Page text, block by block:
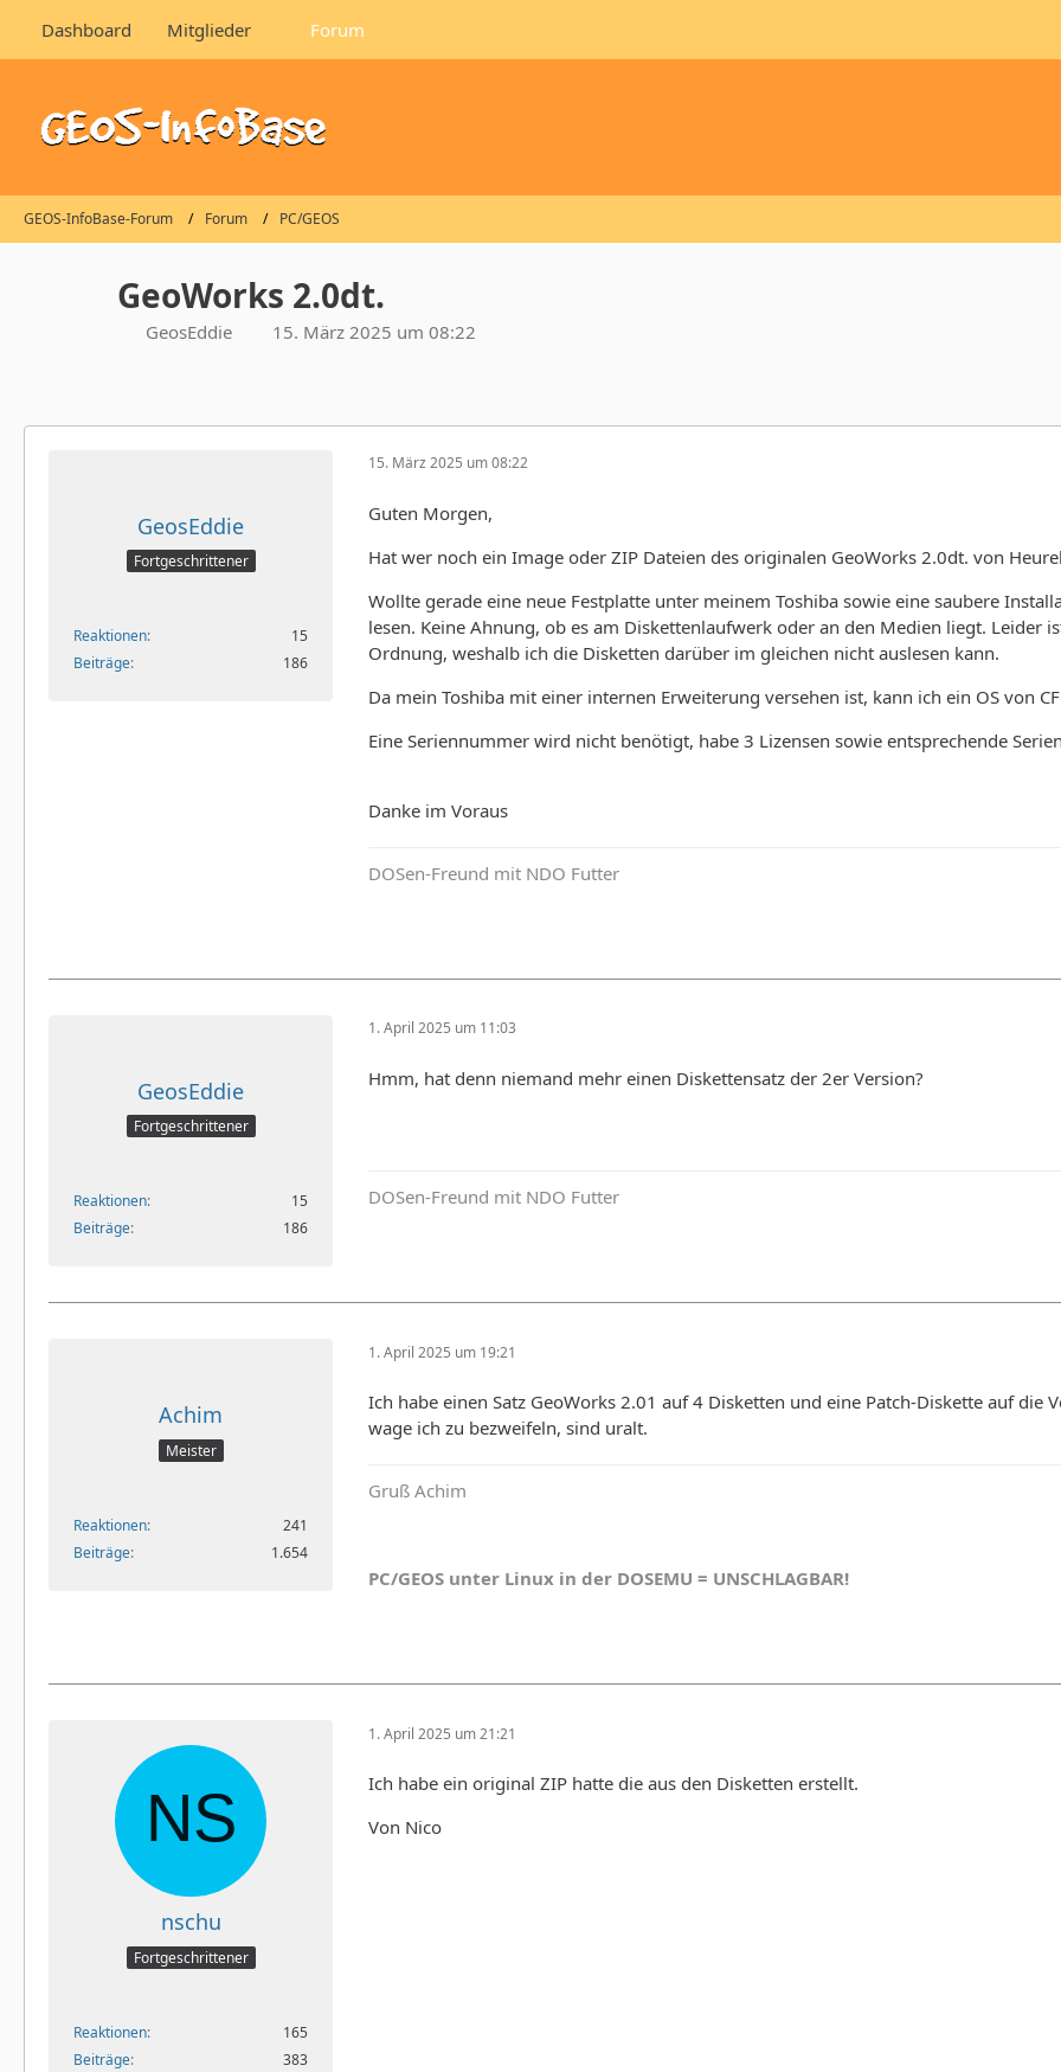
Dashboard Mitglieder Forum
GEOS-InfoBase-Forum Forum PC/GEOS
GeoWorks 2.0dt.
GeosEddie 15. März 2025 um 08:22
GeosEddie
Fortgeschrittener
Reaktionen
15
Beiträge
186
15. März 2025 um 08:22
Guten Morgen,
Hat wer noch ein Image oder ZIP Dateien des originalen GeoWorks 2.0dt. von
Wollte gerade eine neue Festplatte unter meinem Toshiba sowie eine saubere
lesen. Keine Ahnung, ob es am Diskettenlaufwerk oder an den Medien liegt. Leider
Ordnung, weshalb ich die Disketten darüber im gleichen nicht auslesen kann.
Da mein Toshiba mit einer internen Erweiterung versehen ist, kann ich ein OS von
Eine Seriennummer wird nicht benötigt, habe 3 Lizensen sowie entsprechende
Danke im Voraus
DOSen-Freund mit NDO Futter
GeosEddie
Fortgeschrittener
Reaktionen
15
Beiträge
186
1. April 2025 um 11:03
Hmm, hat denn niemand mehr einen Diskettensatz der 2er Version?
DOSen-Freund mit NDO Futter
Achim
Meister
Reaktionen
241
Beiträge
1.654
1. April 2025 um 19:21
Ich habe einen Satz GeoWorks 2.01 auf 4 Disketten und eine Patch-Diskette auf
wage ich zu bezweifeln, sind uralt.
Gruß Achim
PC/GEOS unter Linux in der DOSEMU = UNSCHLAGBAR!
nschu
Fortgeschrittener
Reaktionen
165
Beiträge
383
1. April 2025 um 21:21
Ich habe ein original ZIP hatte die aus den Disketten erstellt.
Von Nico